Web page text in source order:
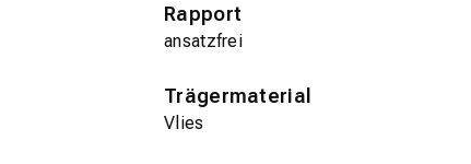
Rapport
ansatzfrei
Trägermaterial
Vlies